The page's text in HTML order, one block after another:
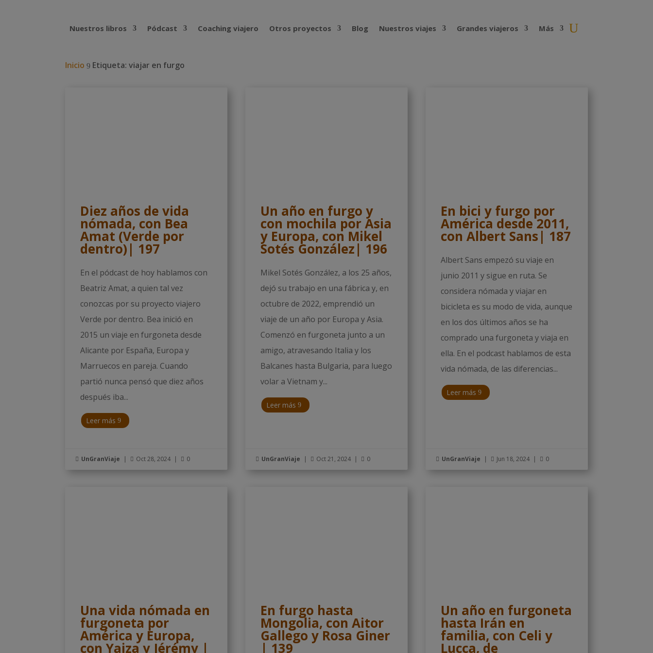
Nuestros libros Pódcast Coaching viajero Otros proyectos Blog Nuestros viajes Grandes viajeros Más
Inicio 9 Etiqueta: viajar en furgo
Diez años de vida
nómada, con Bea
Amat (Verde por
dentro)| 197
En el pódcast de hoy hablamos con
Beatriz Amat, a quien tal vez
conozcas por su proyecto viajero
Verde por dentro. Bea inició en
2015 un viaje en furgoneta desde
Alicante por España, Europa y
Marruecos en pareja. Cuando
partió nunca pensó que diez años
después iba...
Leer más
 UnGranViaje |  Oct 28, 2024 |  0
Un año en furgo y
con mochila por Asia
y Europa, con Mikel
Sotés González| 196
Mikel Sotés González, a los 25 años,
dejó su trabajo en una fábrica y, en
octubre de 2022, emprendió un
viaje de un año por Europa y Asia.
Comenzó en furgoneta junto a un
amigo, atravesando Italia y los
Balcanes hasta Bulgaria, para luego
volar a Vietnam y...
Leer más
 UnGranViaje |  Oct 21, 2024 |  0
En bici y furgo por
América desde 2011,
con Albert Sans| 187
Albert Sans empezó su viaje en
junio 2011 y sigue en ruta. Se
considera nómada y viajar en
bicicleta es su modo de vida, aunque
en los dos últimos años se ha
comprado una furgoneta y viaja en
ella. En el podcast hablamos de esta
vida nómada, de las diferencias...
Leer más
 UnGranViaje |  Jun 18, 2024 |  0
Una vida nómada en
furgoneta por
América y Europa,
con Yaiza y Jérémy |
En furgo hasta
Mongolia, con Aitor
Gallego y Rosa Giner
| 139
Un año en furgoneta
hasta Irán en
familia, con Celi y
Lucca, de